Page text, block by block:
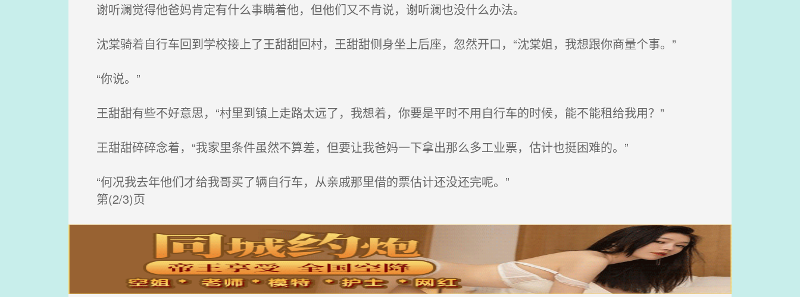
谢听澜觉得他爸妈肯定有什么事瞒着他，但他们又不肯说，谢听澜也没什么办法。
沈棠骑着自行车回到学校接上了王甜甜回村，王甜甜侧身坐上后座，忽然开口，“沈棠姐，我想跟你商量个事。”
“你说。”
王甜甜有些不好意思，“村里到镇上走路太远了，我想着，你要是平时不用自行车的时候，能不能租给我用？”
王甜甜碎碎念着，“我家里条件虽然不算差，但要让我爸妈一下拿出那么多工业票，估计也挺困难的。”
“何况我去年他们才给我哥买了辆自行车，从亲戚那里借的票估计还没还完呢。”
第(2/3)页